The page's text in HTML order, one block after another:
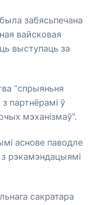
забясьпечана
вайсковая
выступаць за
“спрыяньня
партнёрамі ў
мэханізмаў”.
аснове паводле
рэкамэндацыямі
сакратара